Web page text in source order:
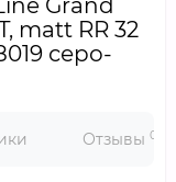
Grand
matt RR 32
серо-
Отзывы 0